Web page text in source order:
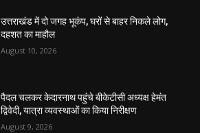
उत्तराखंड में दो जगह भूकंप, घरों से बाहर निकले लोग,
दहशत का माहौल
August 10, 2026
पैदल चलकर केदारनाथ पहुंचे बीकेटीसी अध्यक्ष हेमंत
द्विवेदी, यात्रा व्यवस्थाओं का किया निरीक्षण
August 9, 2026